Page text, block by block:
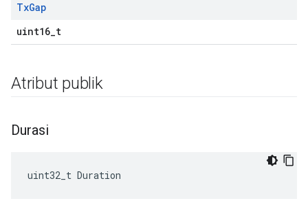
TxGap
uint16_t
Atribut publik
Durasi
uint32_t Duration